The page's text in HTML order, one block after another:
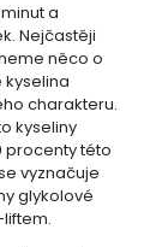
a
Nejčastěji
něco o
charakteru.
kyseliny
procenty této
vyznačuje
glykolové